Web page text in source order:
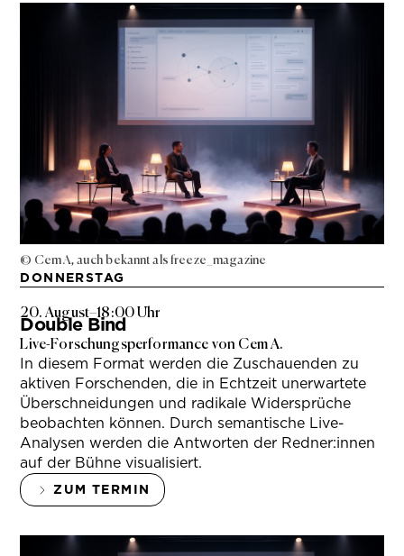
© Cem A, auch bekannt als freeze_magazine
DONNERSTAG
20. August–18:00 Uhr
Double Bind
Live-Forschungsperformance von Cem A.
In diesem Format werden die Zuschauenden zu
aktiven Forschenden, die in Echtzeit unerwartete
Überschneidungen und radikale Widersprüche
beobachten können. Durch semantische Live-
Analysen werden die Antworten der Redner:innen
auf der Bühne visualisiert.
ZUM TERMIN